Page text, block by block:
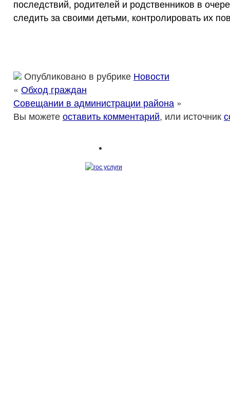
последствий, родителей и родственников в
следить за своими детьми, контролировать их
Опубликовано в рубрике Новости
« Обход граждан
Совещании в администрации района »
Вы можете оставить комментарий, или источник